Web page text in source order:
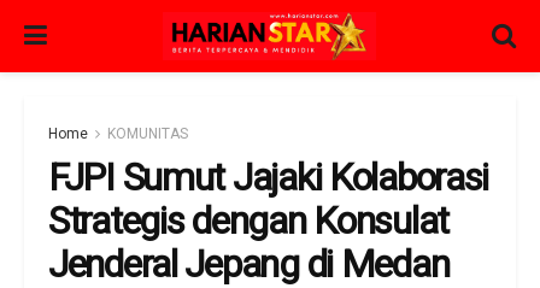
Home KOMUNITAS
FJPI Sumut Jajaki Kolaborasi
Strategis dengan Konsulat
Jenderal Jepang di Medan